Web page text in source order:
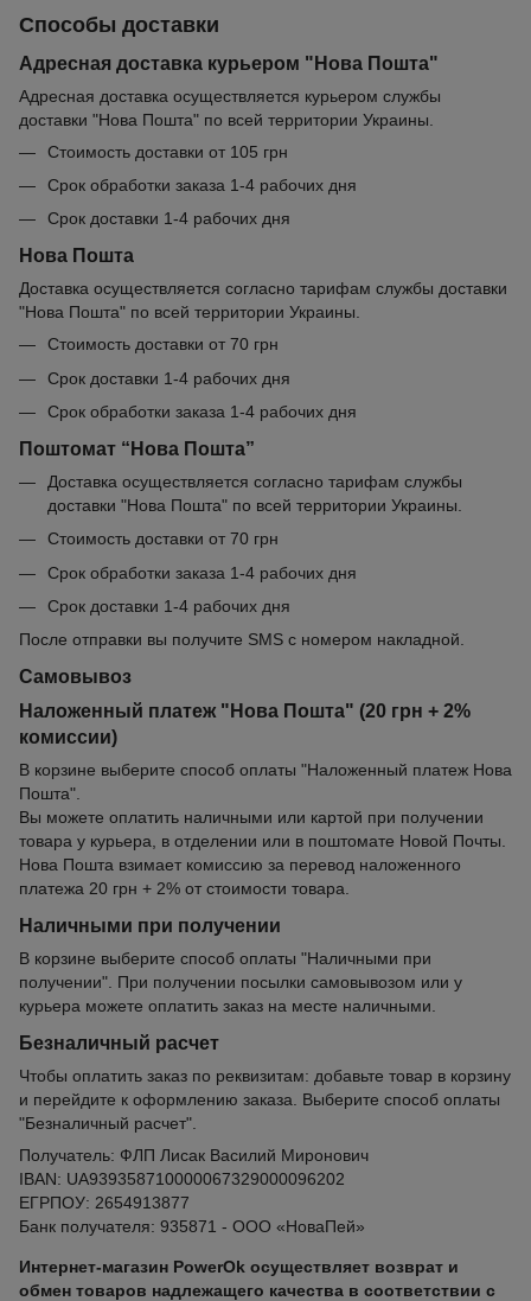
Способы доставки
Адресная доставка курьером "Нова Пошта"
Адресная доставка осуществляется курьером службы
доставки "Нова Пошта" по всей территории Украины.
Стоимость доставки от 105 грн
Срок обработки заказа 1-4 рабочих дня
Срок доставки 1-4 рабочих дня
Нова Пошта
Доставка осуществляется согласно тарифам службы доставки
"Нова Пошта" по всей территории Украины.
Стоимость доставки от 70 грн
Срок доставки 1-4 рабочих дня
Срок обработки заказа 1-4 рабочих дня
Поштомат “Нова Пошта”
Доставка осуществляется согласно тарифам службы
доставки "Нова Пошта" по всей территории Украины.
Стоимость доставки от 70 грн
Срок обработки заказа 1-4 рабочих дня
Срок доставки 1-4 рабочих дня
После отправки вы получите SMS с номером накладной.
Самовывоз
Наложенный платеж "Нова Пошта" (20 грн + 2%
комиссии)
В корзине выберите способ оплаты "Наложенный платеж Нова
Пошта".
Вы можете оплатить наличными или картой при получении
товара у курьера, в отделении или в поштомате Новой Почты.
Нова Пошта взимает комиссию за перевод наложенного
платежа 20 грн + 2% от стоимости товара.
Наличными при получении
В корзине выберите способ оплаты "Наличными при
получении". При получении посылки самовывозом или у
курьера можете оплатить заказ на месте наличными.
Безналичный расчет
Чтобы оплатить заказ по реквизитам: добавьте товар в корзину
и перейдите к оформлению заказа. Выберите способ оплаты
"Безналичный расчет".
Получатель: ФЛП Лисак Василий Миронович
IBAN: UA939358710000067329000096202
ЕГРПОУ: 2654913877
Банк получателя: 935871 - ООО «НоваПей»
Интернет-магазин PowerOk осуществляет возврат и
обмен товаров надлежащего качества в соответствии с